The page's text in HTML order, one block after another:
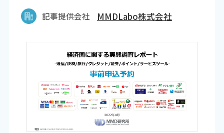
記事提供会社 MMDLabo株式会社